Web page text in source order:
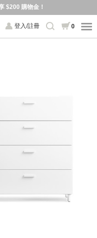
$200 購物金！
登入/註冊 0